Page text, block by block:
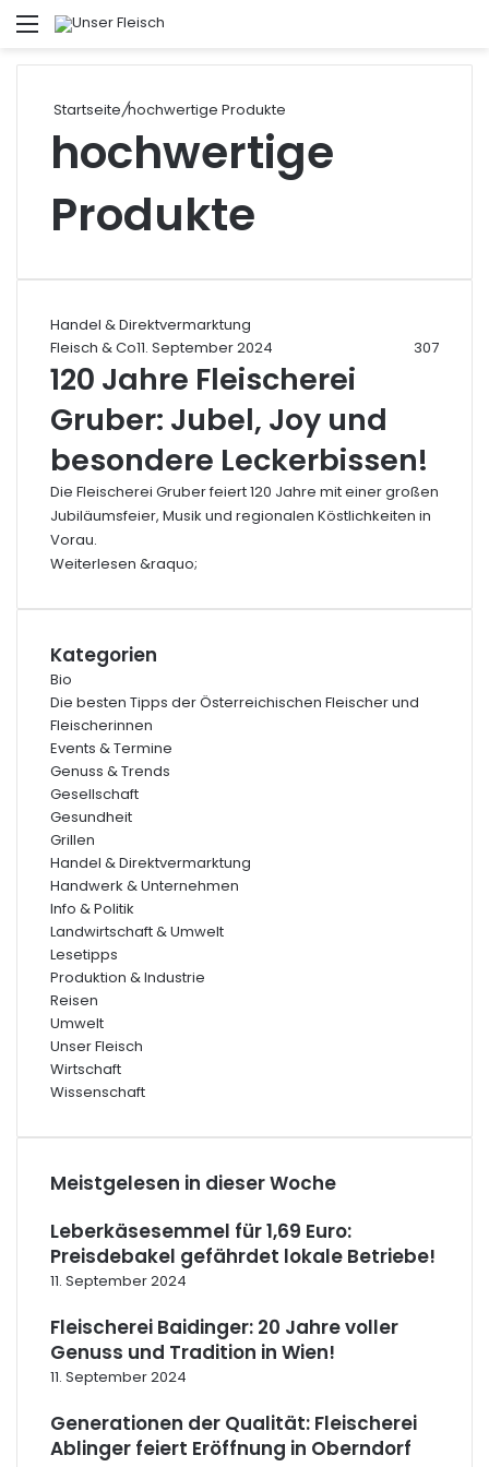
Menü
Startseite/hochwertige Produkte
hochwertige
Produkte
Handel & Direktvermarktung
Fleisch & Co11. September 2024 307
120 Jahre Fleischerei
Gruber: Jubel, Joy und
besondere Leckerbissen!
Die Fleischerei Gruber feiert 120 Jahre mit einer großen
Jubiläumsfeier, Musik und regionalen Köstlichkeiten in
Vorau.
Weiterlesen &raquo;
Kategorien
Bio
Die besten Tipps der Österreichischen Fleischer und
Fleischerinnen
Events & Termine
Genuss & Trends
Gesellschaft
Gesundheit
Grillen
Handel & Direktvermarktung
Handwerk & Unternehmen
Info & Politik
Landwirtschaft & Umwelt
Lesetipps
Produktion & Industrie
Reisen
Umwelt
Unser Fleisch
Wirtschaft
Wissenschaft
Meistgelesen in dieser Woche
Leberkäsesemmel für 1,69 Euro:
Preisdebakel gefährdet lokale Betriebe!
11. September 2024
Fleischerei Baidinger: 20 Jahre voller
Genuss und Tradition in Wien!
11. September 2024
Generationen der Qualität: Fleischerei
Ablinger feiert Eröffnung in Oberndorf